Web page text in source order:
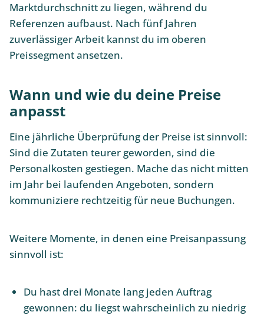
Marktdurchschnitt zu liegen, während du
Referenzen aufbaust. Nach fünf Jahren
zuverlässiger Arbeit kannst du im oberen
Preissegment ansetzen.
Wann und wie du deine Preise
anpasst
Eine jährliche Überprüfung der Preise ist sinnvoll:
Sind die Zutaten teurer geworden, sind die
Personalkosten gestiegen. Mache das nicht mitten
im Jahr bei laufenden Angeboten, sondern
kommuniziere rechtzeitig für neue Buchungen.
Weitere Momente, in denen eine Preisanpassung
sinnvoll ist:
Du hast drei Monate lang jeden Auftrag
gewonnen: du liegst wahrscheinlich zu niedrig